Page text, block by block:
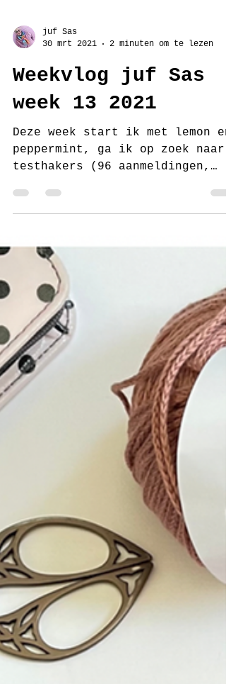
juf Sas
30 mrt 2021
2 minuten om te lezen
Weekvlog juf Sas
week 13 2021
Deze week start ik met lemon en
testhakers (96 aanmeldingen,
super tof) voor vest en trui